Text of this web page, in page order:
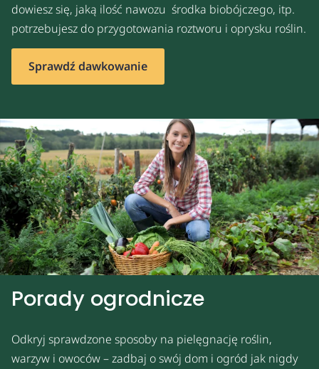
dowiesz się, jaką ilość nawozu środka biobójczego, itp.
potrzebujesz do przygotowania roztworu i oprysku roślin.
Sprawdź dawkowanie
Porady ogrodnicze
Odkryj sprawdzone sposoby na pielęgnację roślin,
warzyw i owoców – zadbaj o swój dom i ogród jak nigdy